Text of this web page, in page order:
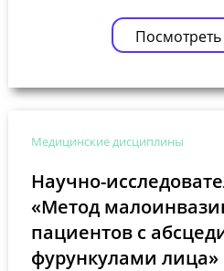
Медицинские дисциплины
Научно-
«Метод
пациентов с
фурункулами лица»